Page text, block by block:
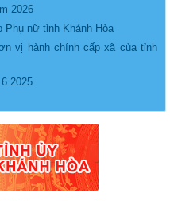
vị hành chính cấp xã của tỉnh